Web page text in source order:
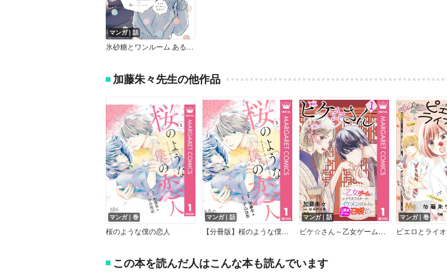
マンガ｜話
氷砂糖とワンルーム ある日年下男子に拾われた【単話】
加藤朱々先生の他作品
マンガ｜巻
桜のような僕の恋人
マンガ｜話
【分冊版】桜のような僕の恋人
マンガ｜話
ビケ☆さん～乙女ゲームのシナリオライターがイケメンばかりの三国志ゲームに召喚されました～
マンガ｜巻
ピエロとライ
この本を読んだ人はこんな本も読んでいます